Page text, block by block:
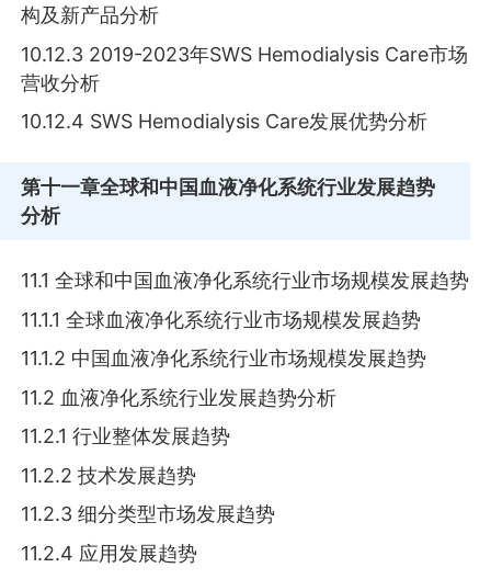
构及新产品分析
10.12.3 2019-2023年SWS Hemodialysis Care市场
营收分析
10.12.4 SWS Hemodialysis Care发展优势分析
第十一章全球和中国血液净化系统行业发展趋势
分析
11.1 全球和中国血液净化系统行业市场规模发展趋势
11.1.1 全球血液净化系统行业市场规模发展趋势
11.1.2 中国血液净化系统行业市场规模发展趋势
11.2 血液净化系统行业发展趋势分析
11.2.1 行业整体发展趋势
11.2.2 技术发展趋势
11.2.3 细分类型市场发展趋势
11.2.4 应用发展趋势